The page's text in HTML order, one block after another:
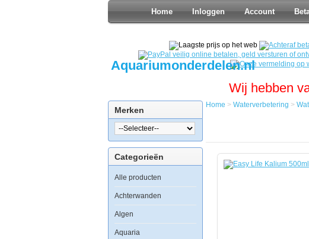
Home Inloggen Account
Aquariumonderdelen.nl
Wij hebben
Merken
Categorieën
Alle producten
Achterwanden
Algen
Aquaria
Easy
Life
Kalium
Home > Waterverbetering >